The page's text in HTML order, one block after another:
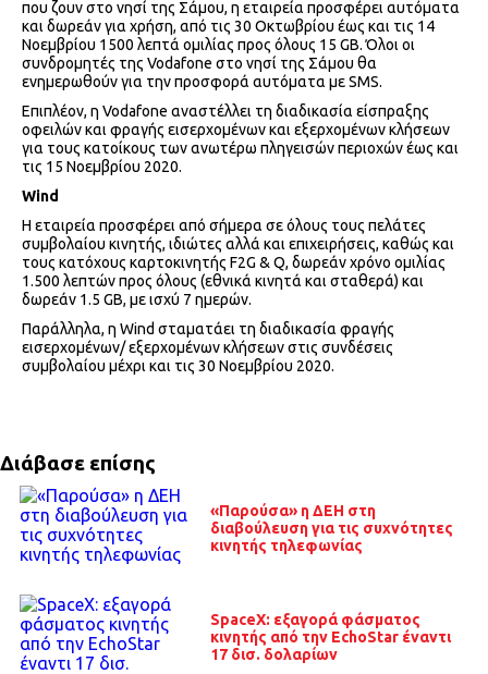
που ζουν στο νησί της Σάμου, η εταιρεία προσφέρει αυτόματα
και δωρεάν για χρήση, από τις 30 Οκτωβρίου έως και τις 14
Νοεμβρίου 1500 λεπτά ομιλίας προς όλους 15 GB. Όλοι οι
συνδρομητές της Vodafone στο νησί της Σάμου θα
ενημερωθούν για την προσφορά αυτόματα με SMS.
Επιπλέον, η Vodafone αναστέλλει τη διαδικασία είσπραξης
οφειλών και φραγής εισερχομένων και εξερχομένων κλήσεων
για τους κατοίκους των ανωτέρω πληγεισών περιοχών έως και
τις 15 Νοεμβρίου 2020.
Wind
H εταιρεία προσφέρει από σήμερα σε όλους τους πελάτες
συμβολαίου κινητής, ιδιώτες αλλά και επιχειρήσεις, καθώς και
τους κατόχους καρτοκινητής F2G & Q, δωρεάν χρόνο ομιλίας
1.500 λεπτών προς όλους (εθνικά κινητά και σταθερά) και
δωρεάν 1.5 GB, με ισχύ 7 ημερών.
Παράλληλα, η Wind σταματάει τη διαδικασία φραγής
εισερχομένων/ εξερχομένων κλήσεων στις συνδέσεις
συμβολαίου μέχρι και τις 30 Νοεμβρίου 2020.
Διάβασε επίσης
«Παρούσα» η ΔΕΗ στη
διαβούλευση για τις συχνότητες
κινητής τηλεφωνίας
SpaceX: εξαγορά φάσματος
κινητής από την EchoStar έναντι
17 δισ. δολαρίων